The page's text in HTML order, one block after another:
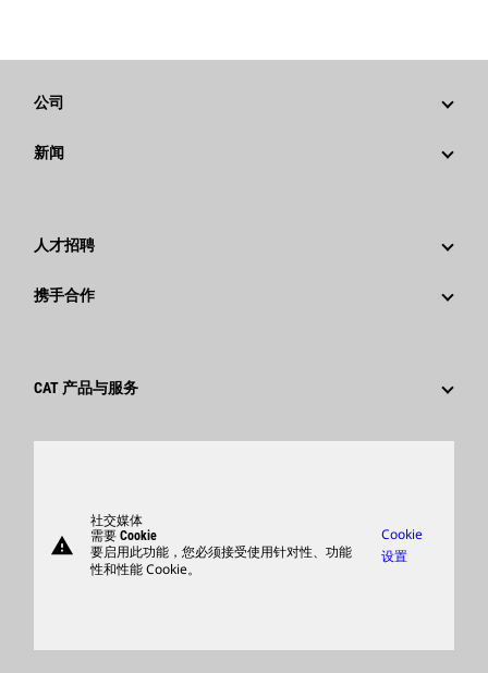
公司
战略
行为准则
创新
新闻
人才招聘
为什么选择卡特彼勒？
携手合作
供应商
CAT 产品与服务
商品warning
社交媒体
需要 Cookie
要启用此功能，您必须接受使用针对性、功能
性和性能 Cookie。
Cookie
设置